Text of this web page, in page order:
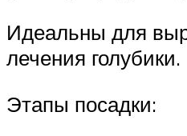
Идеальны для
лечения голубики.
Этапы посадки: